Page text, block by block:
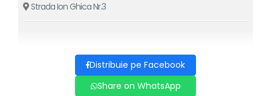
Carmen Tănase
Pentru detalii suplimentare in legatura cu evenimentul de
mai sus va rugam sa contactati
societatea
organizatoare:EURO PRODUCT STAR
Strada Ion Ghica Nr.3
Distribuie pe Facebook
Share on WhatsApp